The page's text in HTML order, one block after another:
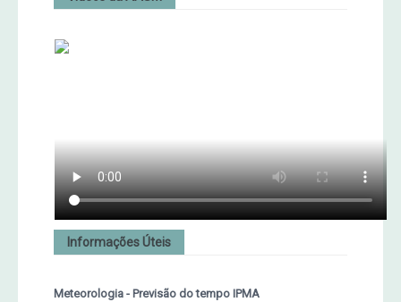
Informações Úteis
Meteorologia - Previsão do tempo IPMA